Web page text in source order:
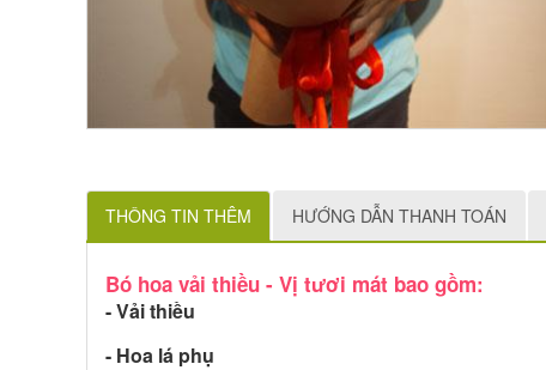
THÔNG TIN THÊM HƯỚNG DẪN THANH TOÁN
Bó hoa vải thiều - Vị tươi mát bao gồm:
- Vải thiều
- Hoa lá phụ